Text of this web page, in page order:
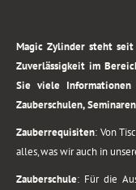
Magic Zylinder steht
Zuverlässigkeit im
Sie viele
Zauberschulen,
Zauberrequisiten: Von
alles, was wir auch in
Zauberschule: Für die